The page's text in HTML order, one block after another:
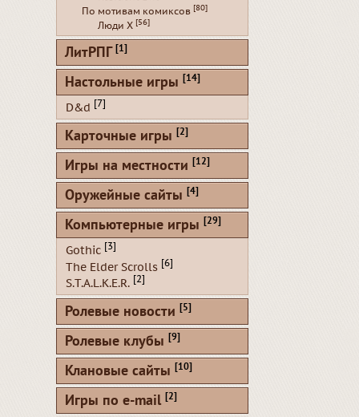
По мотивам комиксов [80]
Люди Х [56]
ЛитРПГ [1]
Настольные игры [14]
D&d [7]
Карточные игры [2]
Игры на местности [12]
Оружейные сайты [4]
Компьютерные игры [29]
Gothic [3]
The Elder Scrolls [6]
S.T.A.L.K.E.R. [2]
Ролевые новости [5]
Ролевые клубы [9]
Клановые сайты [10]
Игры по e-mail [2]